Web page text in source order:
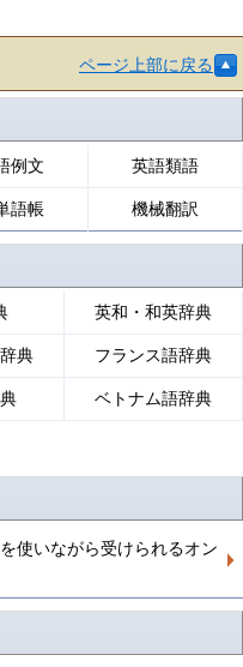
ページ上部に戻る
例文 英語類語
語帳 機械翻訳
英和・和英辞典
典 フランス語辞典
ベトナム語辞典
使いながら受けられるオン